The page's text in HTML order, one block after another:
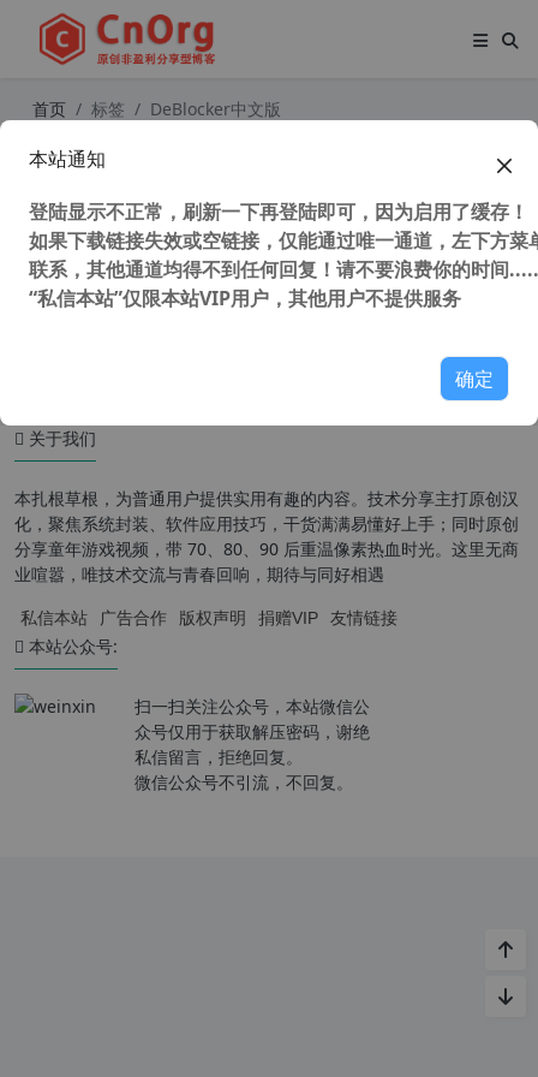
首页 标签 DeBlocker中文版
WordPress反Adblock屏蔽插件 DeBl
关于我们
本扎根草根，为普通用户提供实用有趣的内容。技术分享主打原创汉
化，聚焦系统封装、软件应用技巧，干货满满易懂好上手；同时原创
分享童年游戏视频，带 70、80、90 后重温像素热血时光。这里无商
业喧嚣，唯技术交流与青春回响，期待与同好相遇
私信本站 广告合作 版权声明 捐赠VIP 友情链接
本站公众号:
扫一扫关注公众号，本站微信公
众号仅用于获取解压密码，谢绝
私信留言，拒绝回复。
微信公众号不引流，不回复。
本站通知
登陆显示不正常，刷新一下再登陆即可，因为启用了缓存！
如果下载链接失效或空链接，仅能通过唯一通道，左下方菜
联系，其他通道均得不到任何回复！请不要浪费你的时间
“私信本站”仅限本站VIP用户，其他用户不提供服务
确定